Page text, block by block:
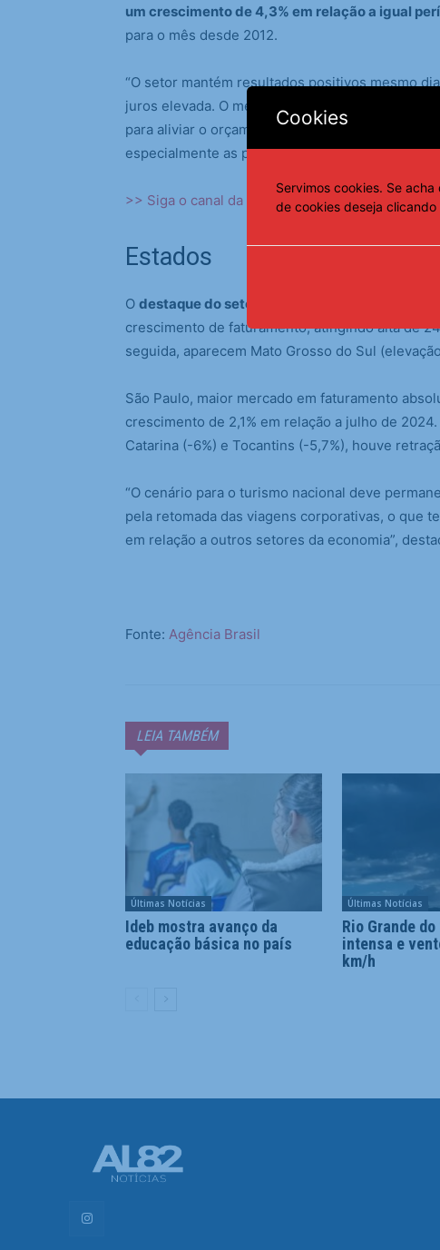
um crescimento de 4,3% em relação a igual
para o mês desde 2012.
“O setor mantém resultados positivos mesmo
juros elevada. O mercado de trabalho aquecido
para aliviar o orçamento das famílias e
especialmente as parceladas”, ressalta em nota
>> Siga o canal da Agência Brasil no WhatsApp
Estados
O destaque do setor do turismo em julho foi o
crescimento de faturamento, atingindo alta de
seguida, aparecem Mato Grosso do Sul
São Paulo, maior mercado em faturamento
crescimento de 2,1% em relação a julho de
Catarina (-6%) e Tocantins (-5,7%), houve
“O cenário para o turismo nacional deve
pela retomada das viagens corporativas, o que
em relação a outros setores da economia”,
Fonte: Agência Brasil
LEIA TAMBÉM
Últimas Notícias
Ideb mostra avanço da
educação básica no país
Últimas Notícias
Rio Grande
intensa e
km/h
Cookies
Servimos cookies. Se
de cookies deseja